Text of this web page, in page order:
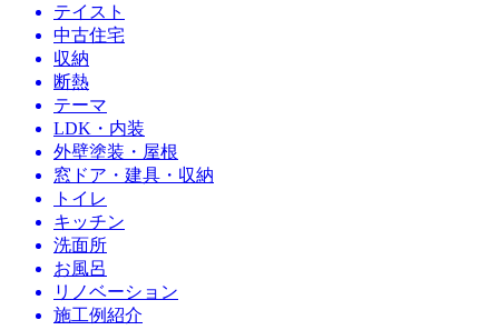
テイスト
中古住宅
収納
断熱
テーマ
LDK・内装
外壁塗装・屋根
窓ドア・建具・収納
トイレ
キッチン
洗面所
お風呂
リノベーション
施工例紹介